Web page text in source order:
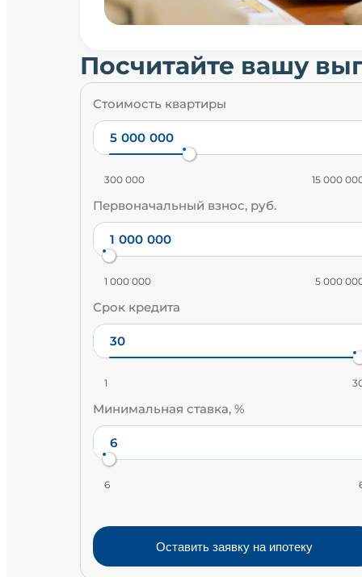
Посчитайте вашу
Стоимость квартиры
300 000 15 000
Первоначальный взнос, руб.
1 000 000 5 000
Срок кредита
1
Минимальная ставка, %
6
Оставить заявку на ипотеку